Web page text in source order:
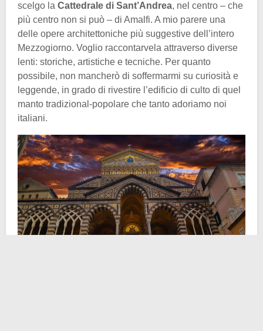
scelgo la Cattedrale di Sant’Andrea, nel centro – che
più centro non si può – di Amalfi. A mio parere una
delle opere architettoniche più suggestive dell’intero
Mezzogiorno. Voglio raccontarvela attraverso diverse
lenti: storiche, artistiche e tecniche. Per quanto
possibile, non mancherò di soffermarmi su curiosità e
leggende, in grado di rivestire l’edificio di culto di quel
manto tradizional-popolare che tanto adoriamo noi
italiani.